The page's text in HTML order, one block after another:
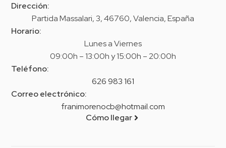
Dirección:
Partida Massalari, 3, 46760, Valencia, España
Horario:
Lunes a Viernes
09:00h – 13:00h y 15:00h – 20:00h
Teléfono:
626 983 161
Correo electrónico:
franimorenocb@hotmail.com
Cómo llegar